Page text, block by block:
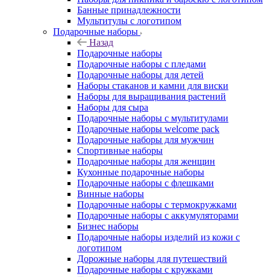
Банные принадлежности
Мультитулы с логотипом
Подарочные наборы
Назад
Подарочные наборы
Подарочные наборы с пледами
Подарочные наборы для детей
Наборы стаканов и камни для виски
Наборы для выращивания растений
Наборы для сыра
Подарочные наборы с мультитулами
Подарочные наборы welcome pack
Подарочные наборы для мужчин
Спортивные наборы
Подарочные наборы для женщин
Кухонные подарочные наборы
Подарочные наборы с флешками
Винные наборы
Подарочные наборы с термокружками
Подарочные наборы с аккумуляторами
Бизнес наборы
Подарочные наборы изделий из кожи с
логотипом
Дорожные наборы для путешествий
Подарочные наборы с кружками